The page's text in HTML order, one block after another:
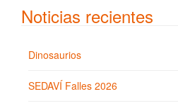
Noticias recientes
Dinosaurios
SEDAVÍ Falles 2026